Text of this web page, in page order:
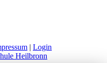
| Login
Heilbronn